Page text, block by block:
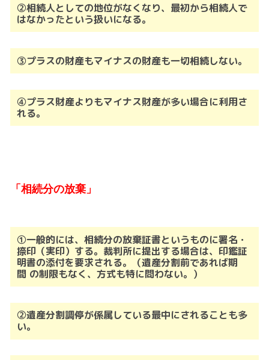
②相続人としての地位がなくなり、最初から相続人で
はなかったという扱いになる。
③プラスの財産もマイナスの財産も一切相続しない。
④プラス財産よりもマイナス財産が多い場合に利用さ
れる。
「相続分の放棄」
①一般的には、相続分の放棄証書というものに署名・
捺印（実印）する。 裁判所に提出する場合は、印鑑証
明書の添付を要求される。（遺産分割前であれば期
間 の制限もなく、方式も特に問わない。）
➁遺産分割調停が係属している最中にされることも多
い。